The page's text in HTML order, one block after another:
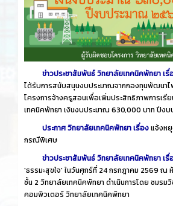
ข่าวประชาสัมพันธ์ วิทยาลัยเทคนิคพัทยา เรื่
ได้รับการสนับสนุนงบประมาณจากกองทุนพัฒนา
โครงการจ้างครูสอนเพื่อเพิ่มประสิทธิภาพการเรี
เทคนิคพัทยา เงินงบประมาณ 630,000 บาท ปีง
ประกาศ วิทยาลัยเทคนิคพัทยา เรื่องแจ้งห
กรณีพิเศษ
ข่าวประชาสัมพันธ์ วิทยาลัยเทคนิคพัทยา เรื่
'ธรรมะสุขใจ' ในวันศุกร์ที่ 24 กรกฎาคม 2569 ณ
ชั้น 2 วิทยาลัยเทคนิคพัทยา ดำเนินการโดย ชมรม
คอมพิวเตอร์ วิทยาลัยเทคนิคพัทยา